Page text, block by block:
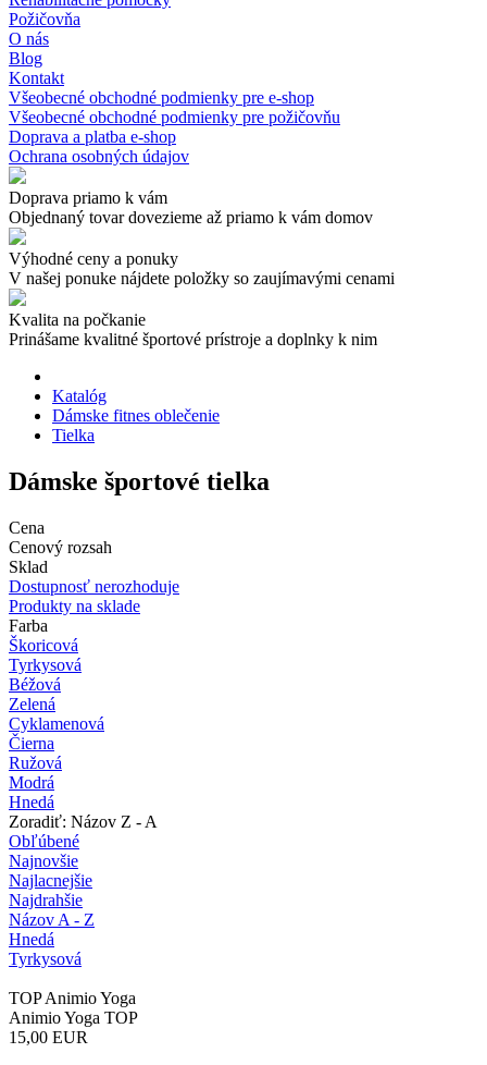
Požičovňa
O nás
Blog
Kontakt
Všeobecné obchodné podmienky pre e-shop
Všeobecné obchodné podmienky pre požičovňu
Doprava a platba e-shop
Ochrana osobných údajov
Doprava priamo k vám
Objednaný tovar dovezieme až priamo k vám domov
Výhodné ceny a ponuky
V našej ponuke nájdete položky so zaujímavými cenami
Kvalita na počkanie
Prinášame kvalitné športové prístroje a doplnky k nim
Katalóg
Dámske fitnes oblečenie
Tielka
Dámske športové tielka
Cena
Cenový rozsah
Sklad
Dostupnosť nerozhoduje
Produkty na sklade
Farba
Škoricová
Tyrkysová
Béžová
Zelená
Cyklamenová
Čierna
Ružová
Modrá
Hnedá
Zoradiť: Názov Z - A
Obľúbené
Najnovšie
Najlacnejšie
Najdrahšie
Názov A - Z
Hnedá
Tyrkysová
TOP Animio Yoga
Animio Yoga TOP
15,00 EUR